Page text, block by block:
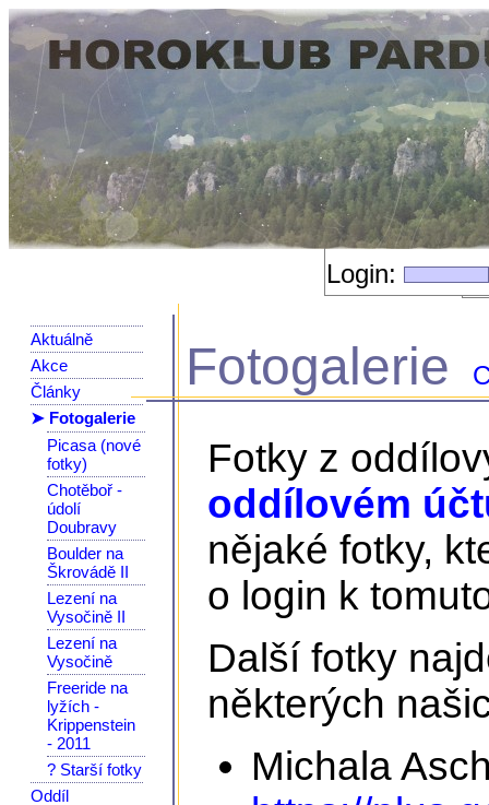
Login:
Aktuálně
Akce
Články
➤ Fotogalerie
Picasa (nové
fotky)
Chotěboř -
údolí
Doubravy
Boulder na
Škrovádě II
Lezení na
Vysočině II
Lezení na
Vysočině
Freeride na
lyžích -
Krippenstein
- 2011
? Starší fotky
Oddíl
Fotogalerie
Fotky z
oddílovém
nějaké fotky,
o login k
Další fotky
některých
Michala